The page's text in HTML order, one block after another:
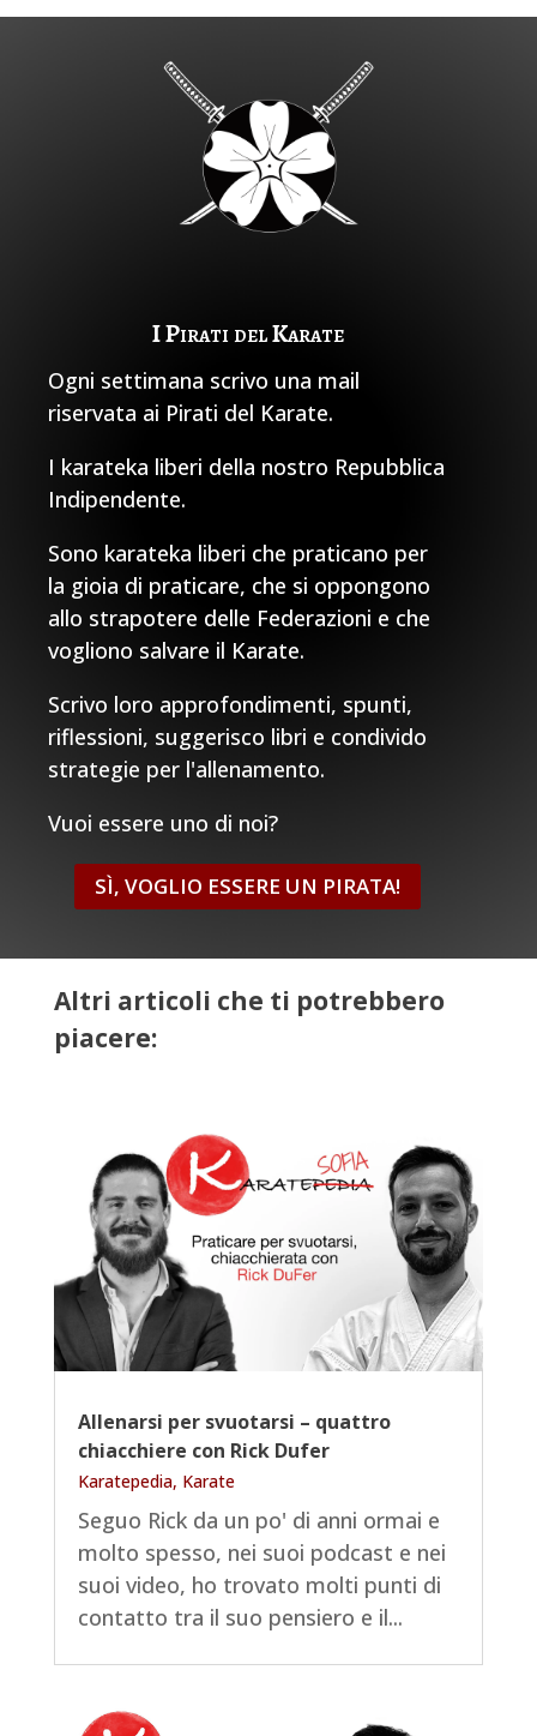
I Pirati del Karate
Ogni settimana scrivo una mail
riservata ai Pirati del Karate.
I karateka liberi della nostro Repubblica
Indipendente.
Sono karateka liberi che praticano per
la gioia di praticare, che si oppongono
allo strapotere delle Federazioni e che
vogliono salvare il Karate.
Scrivo loro approfondimenti, spunti,
riflessioni, suggerisco libri e condivido
strategie per l'allenamento.
Vuoi essere uno di noi?
SÌ, VOGLIO ESSERE UN PIRATA!
Altri articoli che ti potrebbero
piacere:
Allenarsi per svuotarsi – quattro
chiacchiere con Rick Dufer
Karatepedia, Karate
Seguo Rick da un po' di anni ormai e
molto spesso, nei suoi podcast e nei
suoi video, ho trovato molti punti di
contatto tra il suo pensiero e il...